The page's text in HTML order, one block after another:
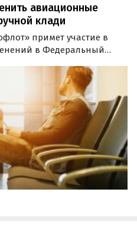
авиационные
клади
примет участие в
в Федеральный